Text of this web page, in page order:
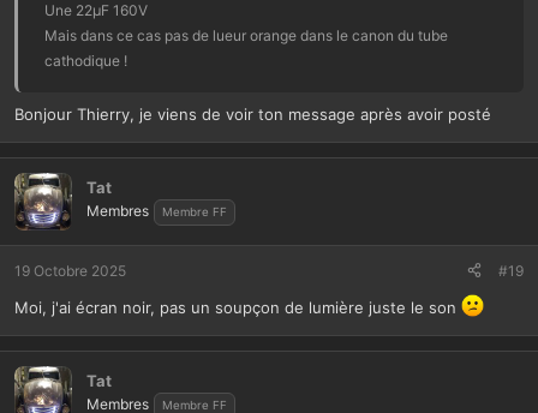
Une 22µF 160V
Mais dans ce cas pas de lueur orange dans le canon du tube
cathodique !
Bonjour Thierry, je viens de voir ton message après avoir posté
Tat
Membres Membre FF
19 Octobre 2025 #19
Moi, j'ai écran noir, pas un soupçon de lumière juste le son
Tat
Membres Membre FF